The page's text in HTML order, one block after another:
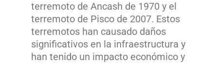
terremoto de Ancash de 1970 y el
terremoto de Pisco de 2007. Estos
terremotos han causado daños
significativos en la infraestructura y
han tenido un impacto económico y